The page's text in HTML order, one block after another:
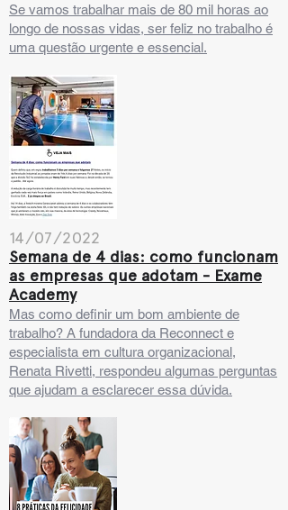
Se vamos trabalhar mais de 80 mil horas ao
longo de nossas vidas, ser feliz no trabalho é
uma questão urgente e essencial.
14/07/2022
Semana de 4 dias: como funcionam
as empresas que adotam - Exame
Academy
Mas como definir um bom ambiente de
trabalho? A fundadora da Reconnect e
especialista em cultura organizacional,
Renata Rivetti, respondeu algumas perguntas
que ajudam a esclarecer essa dúvida.